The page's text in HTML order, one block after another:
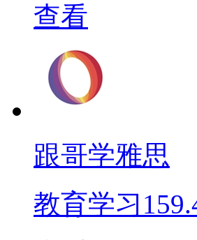
查看
跟哥学雅思
教育学习